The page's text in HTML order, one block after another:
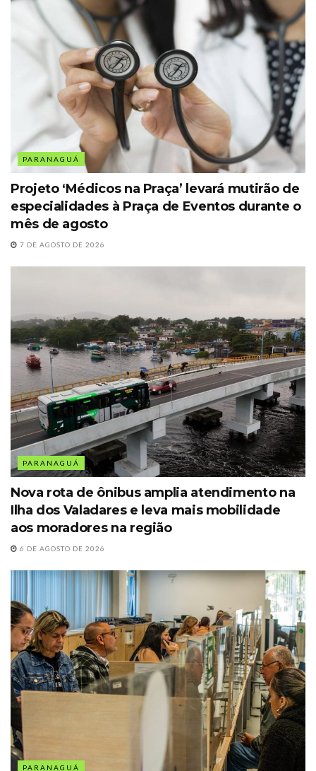
PARANAGUÁ
Projeto ‘Médicos na Praça’ levará mutirão de
especialidades à Praça de Eventos durante o
mês de agosto
7 DE AGOSTO DE 2026
PARANAGUÁ
Nova rota de ônibus amplia atendimento na
Ilha dos Valadares e leva mais mobilidade
aos moradores na região
6 DE AGOSTO DE 2026
PARANAGUÁ